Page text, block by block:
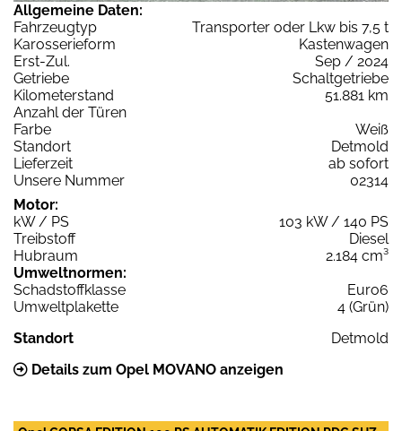
Allgemeine Daten:
Fahrzeugtyp
Transporter oder Lkw bis 7,5 t
Karosserieform
Kastenwagen
Erst-Zul.
Sep / 2024
Getriebe
Schaltgetriebe
Kilometerstand
51.881 km
Anzahl der Türen
Farbe
Weiß
Standort
Detmold
Lieferzeit
ab sofort
Unsere Nummer
02314
Motor:
kW / PS
103 kW / 140 PS
Treibstoff
Diesel
Hubraum
2.184 cm³
Umweltnormen:
Schadstoffklasse
Euro6
Umweltplakette
4 (Grün)
Standort
Detmold
Details zum Opel MOVANO anzeigen